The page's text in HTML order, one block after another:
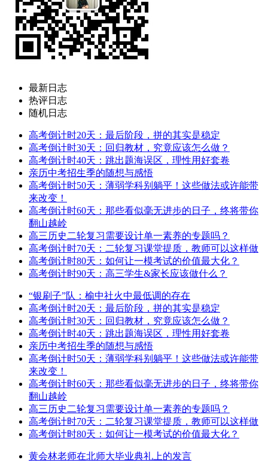
最新日志
热评日志
随机日志
高考倒计时20天：最后阶段，拼的其实是稳定
高考倒计时30天：回归教材，究竟应该怎么做？
高考倒计时40天：跳出题海误区，理性用好套卷
亲历中考招生季的随想与感悟
高考倒计时50天：薄弱学科别躺平！这些做法或许能带
来改变！
高考倒计时60天：那些看似毫无进步的日子，终将带你
翻山越岭
高三历史二轮复习需要设计单一素养的专题吗？
高考倒计时70天：二轮复习课堂提质，教师可以这样做
高考倒计时80天：如何让一模考试的价值最大化？
高考倒计时90天：高三学生&家长应该做什么？
“银刷子”队：榆中社火中最低调的存在
高考倒计时20天：最后阶段，拼的其实是稳定
高考倒计时30天：回归教材，究竟应该怎么做？
高考倒计时40天：跳出题海误区，理性用好套卷
亲历中考招生季的随想与感悟
高考倒计时50天：薄弱学科别躺平！这些做法或许能带
来改变！
高考倒计时60天：那些看似毫无进步的日子，终将带你
翻山越岭
高三历史二轮复习需要设计单一素养的专题吗？
高考倒计时70天：二轮复习课堂提质，教师可以这样做
高考倒计时80天：如何让一模考试的价值最大化？
黄会林老师在北师大毕业典礼上的发言